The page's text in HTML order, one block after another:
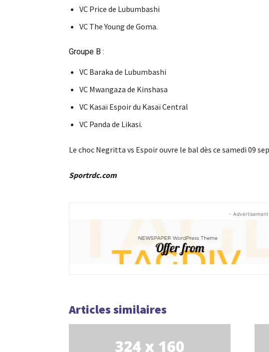
VC Price de Lubumbashi
VC The Young de Goma.
Groupe B :
VC Baraka de Lubumbashi
VC Mwangaza de Kinshasa
VC Kasaï Espoir du Kasaï Central
VC Panda de Likasi.
Le choc Negritta vs Espoir ouvre le bal dès ce samedi 09
Sportrdc.com
-
Articles similaires